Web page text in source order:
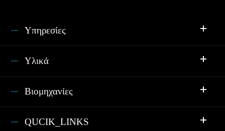
Υπηρεσίες
Υλικά
Βιομηχανίες
QUCIK_LINKS